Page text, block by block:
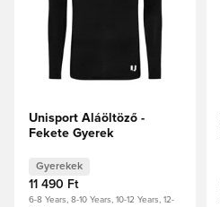
Unisport Aláöltöző -
Fekete Gyerek
Gyerekek
11 490 Ft
6-8 Years, 8-10 Years, 10-12 Years, 12-